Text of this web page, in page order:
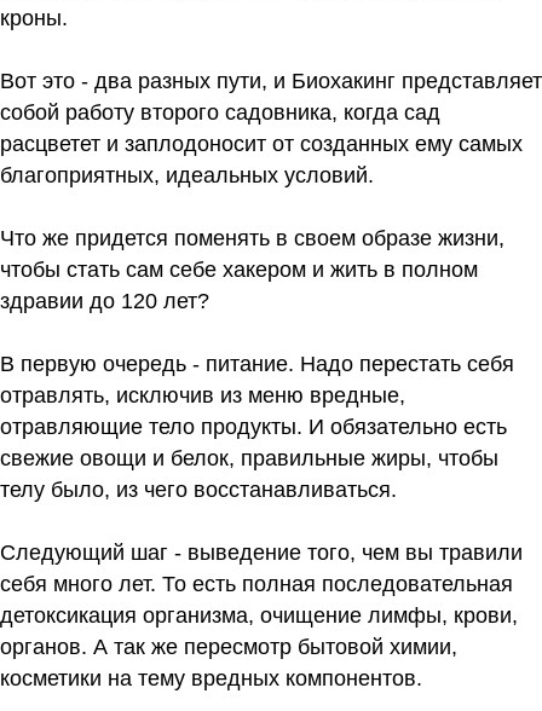
кроны.
Вот это - два разных пути, и Биохакинг представляет
собой работу второго садовника, когда сад
расцветет и заплодоносит от созданных ему самых
благоприятных, идеальных условий.
Что же придется поменять в своем образе жизни,
чтобы стать сам себе хакером и жить в полном
здравии до 120 лет?
В первую очередь - питание. Надо перестать себя
отравлять, исключив из меню вредные,
отравляющие тело продукты. И обязательно есть
свежие овощи и белок, правильные жиры, чтобы
телу было, из чего восстанавливаться.
Следующий шаг - выведение того, чем вы травили
себя много лет. То есть полная последовательная
детоксикация организма, очищение лимфы, крови,
органов. А так же пересмотр бытовой химии,
косметики на тему вредных компонентов.